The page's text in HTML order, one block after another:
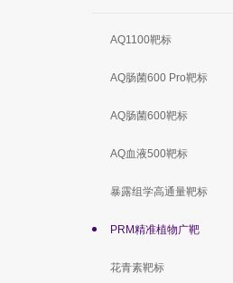
AQ1100靶标
AQ肠菌600 Pro靶标
AQ肠菌600靶标
AQ血液500靶标
暴露组学高通量靶标
PRM精准植物广靶
花青素靶标